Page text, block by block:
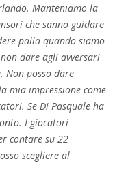
Manteniamo la
che sanno guidare
palla quando siamo
dare agli avversari
Non posso dare
mia impressione come
Se Di Pasquale ha
I giocatori
contare su 22
scegliere al